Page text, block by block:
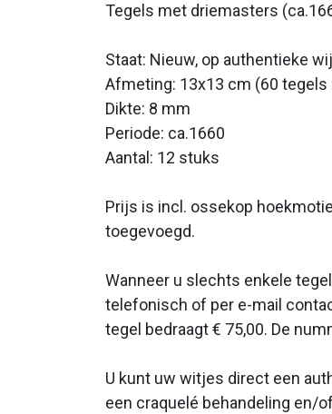
Tegels met driemasters
Staat: Nieuw, op authentieke
Afmeting: 13x13 cm (60 tegels
Dikte: 8 mm
Periode: ca.1660
Aantal: 12 stuks
Prijs is incl. ossekop
toegevoegd.
Wanneer u slechts enkele
telefonisch of per e-mail
tegel bedraagt € 75,00. De
U kunt uw witjes direct een
een craquelé behandeling en/